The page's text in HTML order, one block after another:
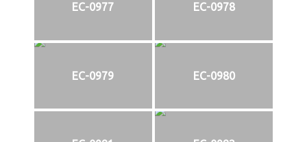
EC-0977 EC-0978
EC-0979 EC-0980